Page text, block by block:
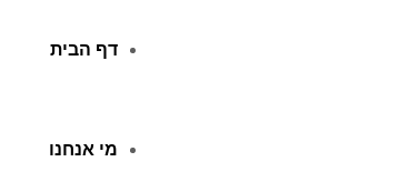
דף הבית
מי אנחנו